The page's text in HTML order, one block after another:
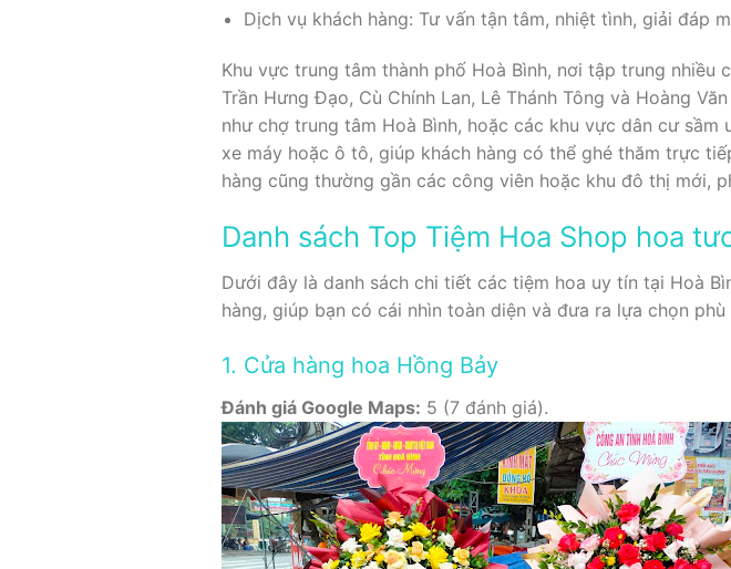
Dịch vụ khách hàng: Tư vấn tận tâm, nhiệt tình, giải đáp
Khu vực trung tâm thành phố Hoà Bình, nơi tập trung
Trần Hưng Đạo, Cù Chính Lan, Lê Thánh Tông và Hoàng
như chợ trung tâm Hoà Bình, hoặc các khu vực dân cư
xe máy hoặc ô tô, giúp khách hàng có thể ghé thăm trực
hàng cũng thường gần các công viên hoặc khu đô thị mới,
Danh sách Top Tiệm Hoa Shop hoa
Dưới đây là danh sách chi tiết các tiệm hoa uy tín tại Hoà
hàng, giúp bạn có cái nhìn toàn diện và đưa ra lựa chọn phù
1. Cửa hàng hoa Hồng Bảy
Đánh giá Google Maps: 5 (7 đánh giá).